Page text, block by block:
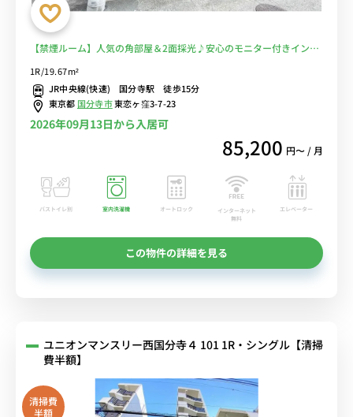
【禁煙ルーム】人気の角部屋＆2面採光♪安心のモニター付きインタ
済大学国分寺キャンパスあり■選べるWi-Fi格安レンタル中！
1R/19.67m²
JR中央線(快速) 国分寺駅 徒歩15分
東京都 国分寺市東恋ヶ窪3-7-23
2026年09月13日から入居可
85,200 円〜 / 月
バストイレ別 室内洗濯機 オートロック
インターネット
無料
エレベーター
この物件の詳細を見る
ユニオンマンスリー西国分寺４ 101 1R・シングル【清掃
費半額】
清掃費
半額